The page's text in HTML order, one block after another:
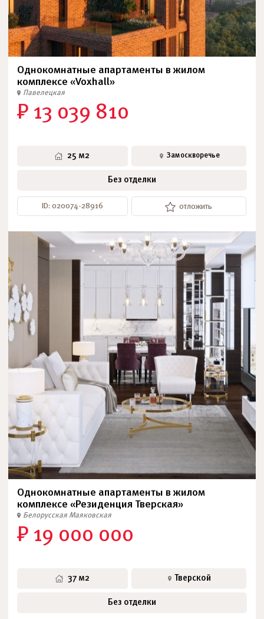
Однокомнатные апартаменты в жилом
комплексе «Voxhall»
Павелецкая
₽ 13 039 810
25 м2 Замоскворечье
Без отделки
ID: 020074-28916 отложить
Однокомнатные апартаменты в жилом
комплексе «Резиденция Тверская»
Белорусская Маяковская
₽ 19 000 000
37 м2 Тверской
Без отделки